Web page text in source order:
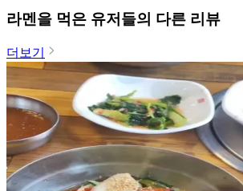
라멘 을 먹은 유저들의 다른 리뷰
더보기